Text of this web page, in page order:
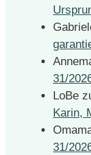
31/
LoBe
Karin,
31/